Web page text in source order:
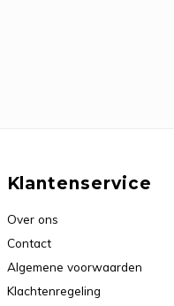
Klantenservice
Over ons
Contact
Algemene voorwaarden
Klachtenregeling